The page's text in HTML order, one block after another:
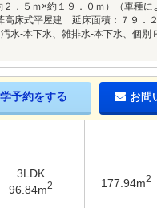
．５ｍ×約１９．０ｍ）（車種に
床式平屋建 延床面積：７９．
水-本下水、雑排水-本下水、個別
予約をする お問
3LDK
96.84m2 177.94m2